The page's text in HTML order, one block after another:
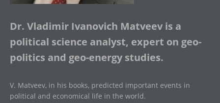
Dr. Vladimir Ivanovich Matveev is a
political science analyst, expert on geo-
politics and geo-energy studies.
V. Matveev, in his books, predicted important events in
political and economical life in the world.